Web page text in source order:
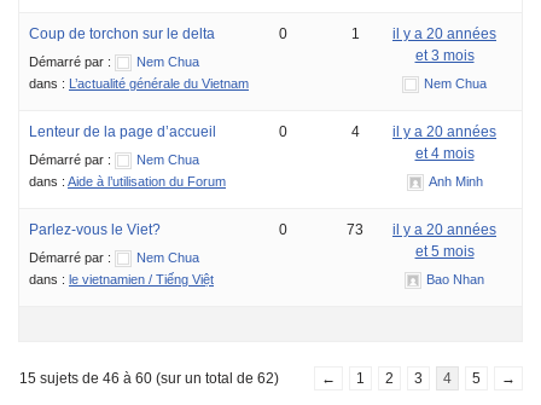
Coup de torchon sur le delta
Démarré par :
Nem Chua
dans : L’actualité générale du Vietnam
0 1
il y a 20 années
et 3 mois
Nem Chua
Lenteur de la page d’accueil
Démarré par :
Nem Chua
dans : Aide à l’utilisation du Forum
0 4
il y a 20 années
et 4 mois
Anh Minh
Parlez-vous le Viet?
Démarré par :
Nem Chua
dans : le vietnamien / Tiếng Việt
0 73
il y a 20 années
et 5 mois
Bao Nhan
15 sujets de 46 à 60 (sur un total de 62) ← 1 2 3 4 5 →